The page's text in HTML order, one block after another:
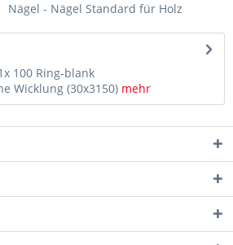
Nägel - Nägel Standard für Holz
100 Ring-blank
Wicklung (30x3150) mehr